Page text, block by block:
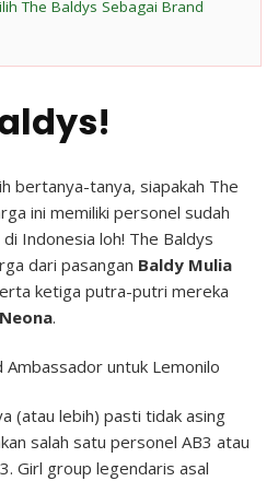
The Baldys Sebagai Brand
bertanya-tanya, siapakah The
ini memiliki personel sudah
Indonesia loh! The Baldys
dari pasangan Baldy Mulia
ketiga putra-putri mereka
Neona.
(atau lebih) pasti tidak asing
salah satu personel AB3 atau
Girl group legendaris asal